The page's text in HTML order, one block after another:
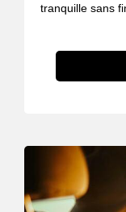
tranquille sans